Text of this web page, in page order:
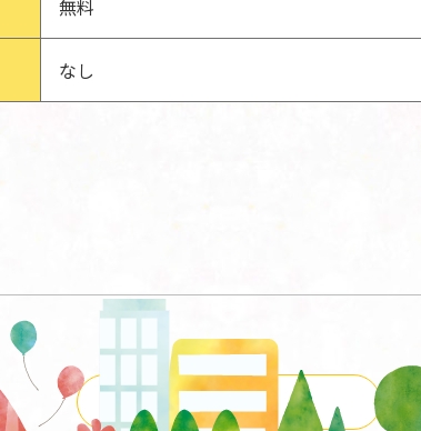
無料
なし
一覧に戻る